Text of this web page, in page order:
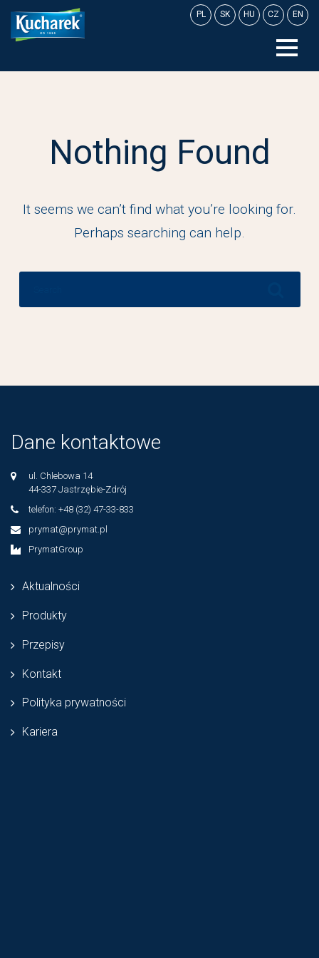
Skip
PL SK HU CZ EN
Nothing Found
It seems we can’t find what you’re looking for.
Perhaps searching can help.
Dane kontaktowe
ul. Chlebowa 14
44-337 Jastrzębie-Zdrój
telefon: +48 (32) 47-33-833
prymat@prymat.pl
PrymatGroup
Aktualności
Produkty
Przepisy
Kontakt
Polityka prywatności
Kariera